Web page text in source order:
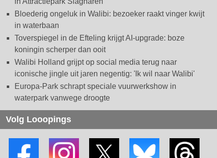
Bloederig ongeluk in Walibi: bezoeker raakt vinger kwijt
in waterbaan
Toverspiegel in de Efteling krijgt AI-upgrade: boze
koningin scherper dan ooit
Walibi Holland grijpt op social media terug naar
iconische jingle uit jaren negentig: 'Ik wil naar Walibi'
Europa-Park schrapt speciale vuurwerkshow in
waterpark vanwege droogte
Volg Looopings